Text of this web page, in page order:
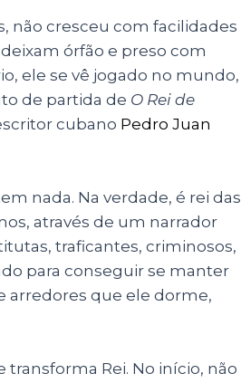
não cresceu com facilidades
órfão e preso com
ele se vê jogado no mundo,
de partida de O Rei de
cubano Pedro Juan
nada. Na verdade, é rei das
através de um narrador
traficantes, criminosos,
para conseguir se manter
arredores que ele dorme,
Rei. No início, não